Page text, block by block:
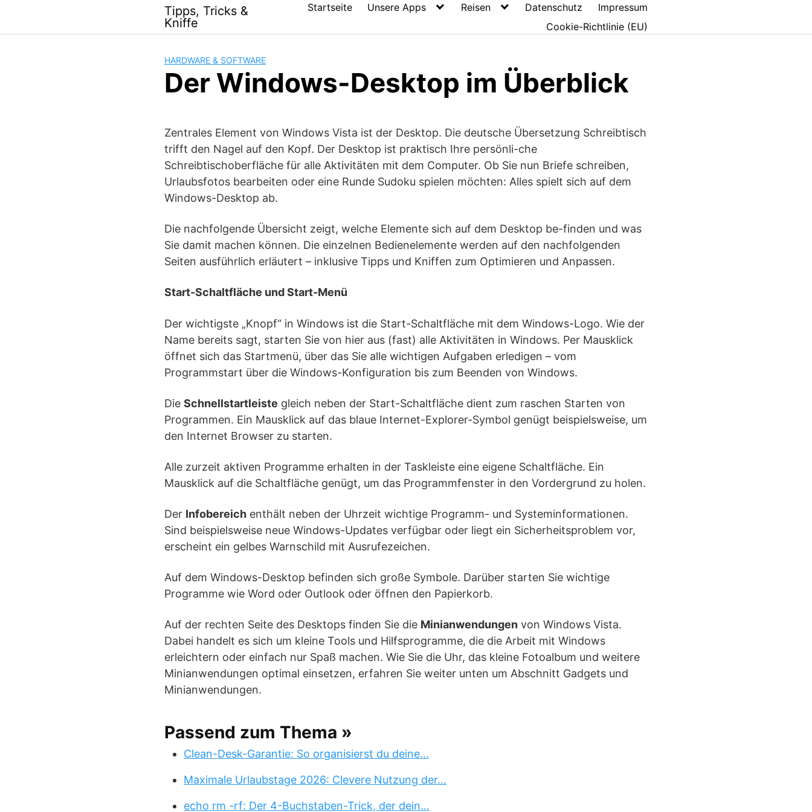
content
Tipps, Tricks &
Kniffe
Startseite Unsere Apps Reisen Datenschutz
Impressum
Cookie-Richtlinie (EU)
HARDWARE & SOFTWARE
Der Windows-Desktop im Überblick
Zentrales Element von Windows Vista ist der Desktop. Die deutsche Übersetzung Schreibtisch
trifft den Nagel auf den Kopf. Der Desktop ist praktisch Ihre persönli-che
Schreibtischoberfläche für alle Aktivitäten mit dem Computer. Ob Sie nun Briefe schreiben,
Urlaubsfotos bearbeiten oder eine Runde Sudoku spielen möchten: Alles spielt sich auf dem
Windows-Desktop ab.
Die nachfolgende Übersicht zeigt, welche Elemente sich auf dem Desktop be-finden und was
Sie damit machen können. Die einzelnen Bedienelemente werden auf den nachfolgenden
Seiten ausführlich erläutert – inklusive Tipps und Kniffen zum Optimieren und Anpassen.
Start-Schaltfläche und Start-Menü
Der wichtigste „Knopf“ in Windows ist die Start-Schaltfläche mit dem Windows-Logo. Wie der
Name bereits sagt, starten Sie von hier aus (fast) alle Aktivitäten in Windows. Per Mausklick
öffnet sich das Startmenü, über das Sie alle wichtigen Aufgaben erledigen – vom
Programmstart über die Windows-Konfiguration bis zum Beenden von Windows.
Die Schnellstartleiste gleich neben der Start-Schaltfläche dient zum raschen Starten von
Programmen. Ein Mausklick auf das blaue Internet-Explorer-Symbol genügt beispielsweise, um
den Internet Browser zu starten.
Alle zurzeit aktiven Programme erhalten in der Taskleiste eine eigene Schaltfläche. Ein
Mausklick auf die Schaltfläche genügt, um das Programmfenster in den Vordergrund zu holen.
Der Infobereich enthält neben der Uhrzeit wichtige Programm- und Systeminformationen.
Sind beispielsweise neue Windows-Updates verfügbar oder liegt ein Sicherheitsproblem vor,
erscheint ein gelbes Warnschild mit Ausrufezeichen.
Auf dem Windows-Desktop befinden sich große Symbole. Darüber starten Sie wichtige
Programme wie Word oder Outlook oder öffnen den Papierkorb.
Auf der rechten Seite des Desktops finden Sie die Minianwendungen von Windows Vista.
Dabei handelt es sich um kleine Tools und Hilfsprogramme, die die Arbeit mit Windows
erleichtern oder einfach nur Spaß machen. Wie Sie die Uhr, das kleine Fotoalbum und weitere
Minianwendungen optimal einsetzen, erfahren Sie weiter unten um Abschnitt Gadgets und
Minianwendungen.
Passend zum Thema »
Clean-Desk-Garantie: So organisierst du deine…
Maximale Urlaubstage 2026: Clevere Nutzung der…
echo rm -rf: Der 4-Buchstaben-Trick, der dein…